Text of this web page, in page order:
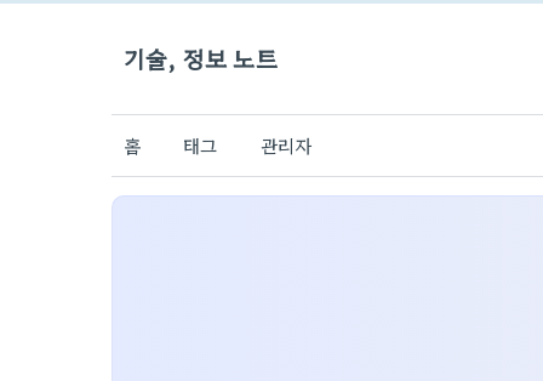
기술, 정보 노트
홈 태그 관리자